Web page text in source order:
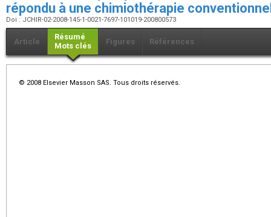
répondu à une chimiothérapie
Doi : JCHIR-02-2008-145-1-0021-7697-101019-200800573
Article
Résumé
Mots clés
Figures Références
© 2008 Elsevier Masson SAS. Tous droits réservés.